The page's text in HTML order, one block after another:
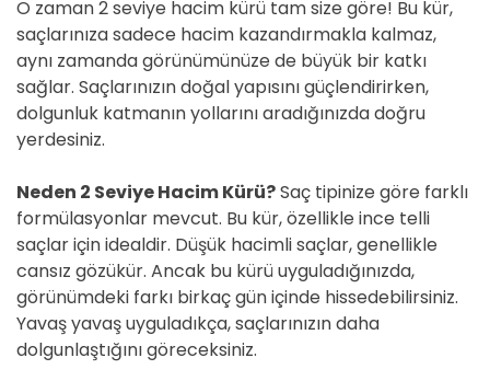
E
O zaman 2 seviye hacim kürü tam size göre! Bu kür,
saçlarınıza sadece hacim kazandırmakla kalmaz,
aynı zamanda görünümünüze de büyük bir katkı
sağlar. Saçlarınızın doğal yapısını güçlendirirken,
dolgunluk katmanın yollarını aradığınızda doğru
yerdesiniz.
Neden 2 Seviye Hacim Kürü?Saç tipinize göre farklı
formülasyonlar mevcut. Bu kür, özellikle ince telli
saçlar için idealdir. Düşük hacimli saçlar, genellikle
cansız gözükür. Ancak bu kürü uyguladığınızda,
görünümdeki farkı birkaç gün içinde hissedebilirsiniz.
Yavaş yavaş uyguladıkça, saçlarınızın daha
dolgunlaştığını göreceksiniz.